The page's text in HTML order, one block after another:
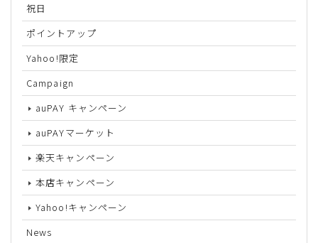
祝日
ポイントアップ
Yahoo!限定
Campaign
auPAY キャンペーン
auPAYマーケット
楽天キャンペーン
本店キャンペーン
Yahoo!キャンペーン
News